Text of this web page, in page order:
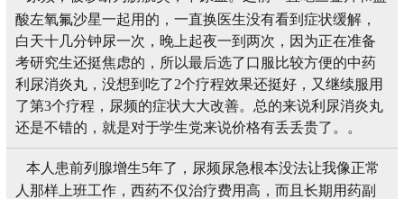
酸左氧氟沙星一起用的，一直换医生没有看到症状缓解，
白天十几分钟尿一次，晚上起夜一到两次，因为正在准备
考研究生还挺焦虑的，所以最后选了口服比较方便的中药
利尿消炎丸，没想到吃了2个疗程效果还挺好，又继续服用
了第3个疗程，尿频的症状大大改善。总的来说利尿消炎丸
还是不错的，就是对于学生党来说价格有丢丢贵了。。
本人患前列腺增生5年了，尿频尿急根本没法让我像正常
人那样上班工作，西药不仅治疗费用高，而且长期用药副